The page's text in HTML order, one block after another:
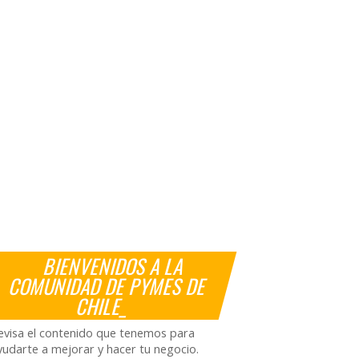
BIENVENIDOS A LA
COMUNIDAD DE PYMES DE
CHILE_
el contenido que tenemos para
a mejorar y hacer tu negocio.